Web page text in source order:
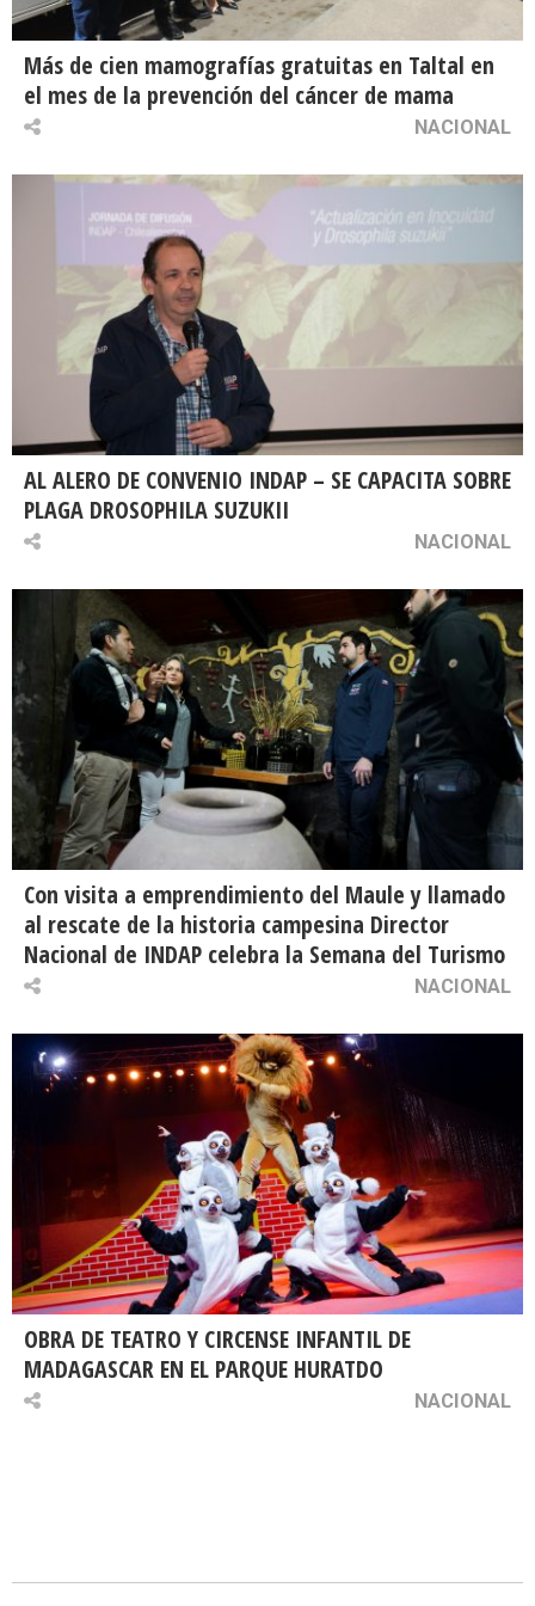
Más de cien mamografías gratuitas en Taltal en
el mes de la prevención del cáncer de mama
NACIONAL
AL ALERO DE CONVENIO INDAP – SE CAPACITA SOBRE
PLAGA DROSOPHILA SUZUKII
NACIONAL
Con visita a emprendimiento del Maule y llamado
al rescate de la historia campesina Director
Nacional de INDAP celebra la Semana del Turismo
NACIONAL
OBRA DE TEATRO Y CIRCENSE INFANTIL DE
MADAGASCAR EN EL PARQUE HURATDO
NACIONAL